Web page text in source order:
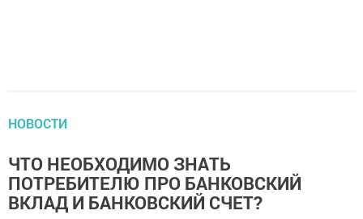
НОВОСТИ
ЧТО НЕОБХОДИМО ЗНАТЬ
ПОТРЕБИТЕЛЮ ПРО БАНКОВСКИЙ
ВКЛАД И БАНКОВСКИЙ СЧЕТ?